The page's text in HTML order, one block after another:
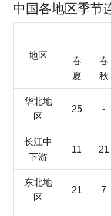
中国各地区季节
地区
春
夏
春
秋
华北地
区
25 -
长江中
下游
11 21
东北地
区
21 7